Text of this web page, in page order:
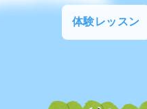
体験レッスン